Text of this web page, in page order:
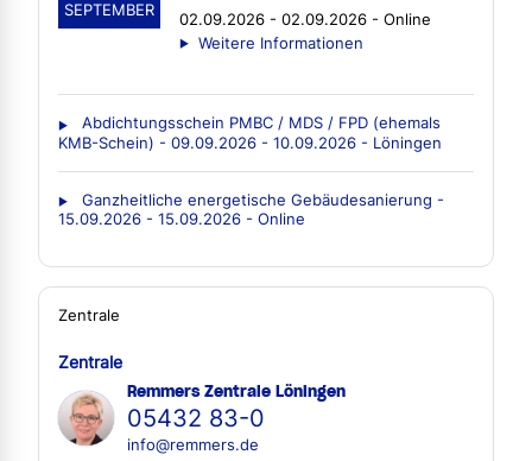
SEPTEMBER
02.09.2026 - 02.09.2026 - Online
Weitere Informationen
Abdichtungsschein PMBC / MDS / FPD (ehemals
KMB-Schein) - 09.09.2026 - 10.09.2026 - Löningen
Ganzheitliche energetische Gebäudesanierung -
15.09.2026 - 15.09.2026 - Online
Zentrale
Zentrale
Remmers Zentrale Löningen
05432 83-0
info@remmers.de